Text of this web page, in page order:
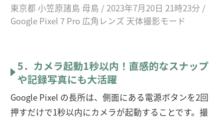
東京都 小笠原諸島 母島 / 2023年7月20日 21時23分 /
Google Pixel 7 Pro 広角レンズ 天体撮影モード
5．カメラ起動1秒以内！直感的なスナップ
や記録写真にも大活躍
Google Pixel の長所は、側面にある電源ボタンを2回
押すだけで1秒以内にカメラが起動することです。撮